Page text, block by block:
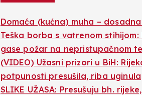
Domaća (kućna) muha –
Teška borba s vatrenom stihijom:
gase požar na nepristupačnom
(VIDEO) Užasni prizori u BiH:
potpunosti presušila, riba uginula
SLIKE UŽASA: Presušuju bh.